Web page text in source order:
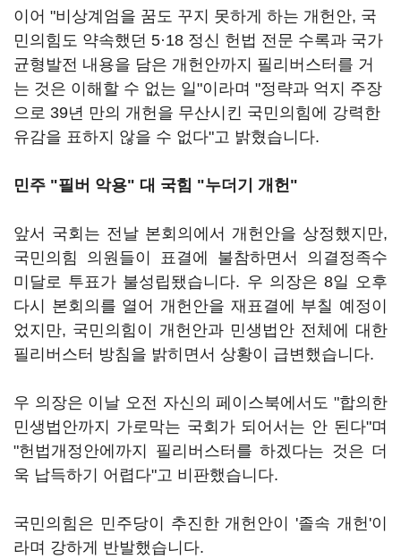
이어 "비상계엄을 꿈도 꾸지 못하게 하는 개헌안, 국
민의힘도 약속했던 5·18 정신 헌법 전문 수록과 국가
균형발전 내용을 담은 개헌안까지 필리버스터를 거
는 것은 이해할 수 없는 일"이라며 "정략과 억지 주장
으로 39년 만의 개헌을 무산시킨 국민의힘에 강력한
유감을 표하지 않을 수 없다"고 밝혔습니다.
민주 "필버 악용" 대 국힘 "누더기 개헌"
앞서 국회는 전날 본회의에서 개헌안을 상정했지만,
국민의힘 의원들이 표결에 불참하면서 의결정족수
미달로 투표가 불성립됐습니다. 우 의장은 8일 오후
다시 본회의를 열어 개헌안을 재표결에 부칠 예정이
었지만, 국민의힘이 개헌안과 민생법안 전체에 대한
필리버스터 방침을 밝히면서 상황이 급변했습니다.
우 의장은 이날 오전 자신의 페이스북에서도 "합의한
민생법안까지 가로막는 국회가 되어서는 안 된다"며
"헌법개정안에까지 필리버스터를 하겠다는 것은 더
욱 납득하기 어렵다"고 비판했습니다.
국민의힘은 민주당이 추진한 개헌안이 '졸속 개헌'이
라며 강하게 반발했습니다.